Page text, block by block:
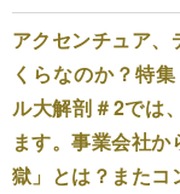
アクセンチュア
くらなのか？特集
ル大解剖＃2では
ます。事業会社
獄」とは？またコ